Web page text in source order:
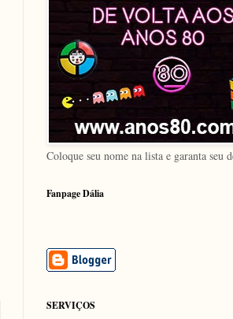
Coloque seu nome na lista e garanta seu
Fanpage Dália
SERVIÇOS